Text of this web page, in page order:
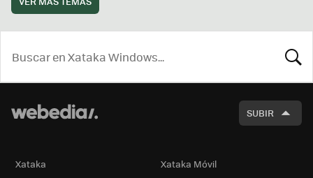
SUBIR
Xataka Xataka Móvil